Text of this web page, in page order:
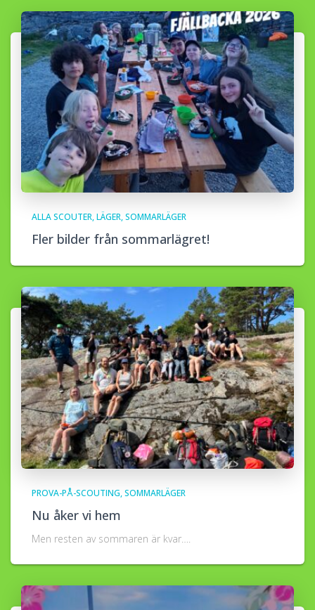
ALLA SCOUTER LÄGER SOMMARLÄGER
Fler bilder från sommarlägret!
PROVA-PÅ-SCOUTING SOMMARLÄGER
Nu åker vi hem
Men resten av sommaren är kvar….